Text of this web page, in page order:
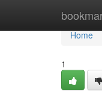
Home
Home
1